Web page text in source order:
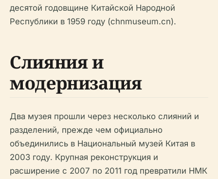
десятой годовщине Китайской Народной
Республики в 1959 году (chnmuseum.cn).
Слияния и
модернизация
Два музея прошли через несколько слияний и
разделений, прежде чем официально
объединились в Национальный музей Китая в
2003 году. Крупная реконструкция и
расширение с 2007 по 2011 год превратили НМК